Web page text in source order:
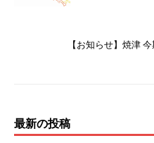
【お知らせ】焼津
最新の投稿